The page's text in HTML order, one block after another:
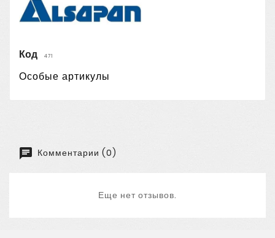
Код 471
Особые артикулы
Комментарии (0)
Еще нет отзывов.